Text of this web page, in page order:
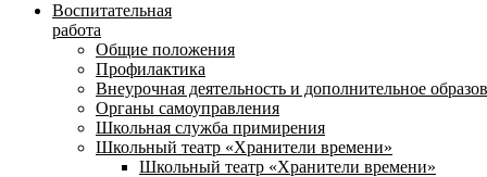
Воспитательная
работа
Общие положения
Профилактика
Внеурочная деятельность и дополнительное
Органы самоуправления
Школьная служба примирения
Школьный театр «Хранители времени»
Школьный театр «Хранители времени»